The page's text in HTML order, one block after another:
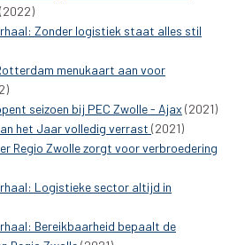
(2022)
Zonder logistiek staat alles stil
menukaart aan voor
seizoen bij PEC Zwolle - Ajax (2021)
het Jaar volledig verrast (2021)
Regio Zwolle zorgt voor verbroedering
Logistieke sector altijd in
Bereikbaarheid bepaalt de